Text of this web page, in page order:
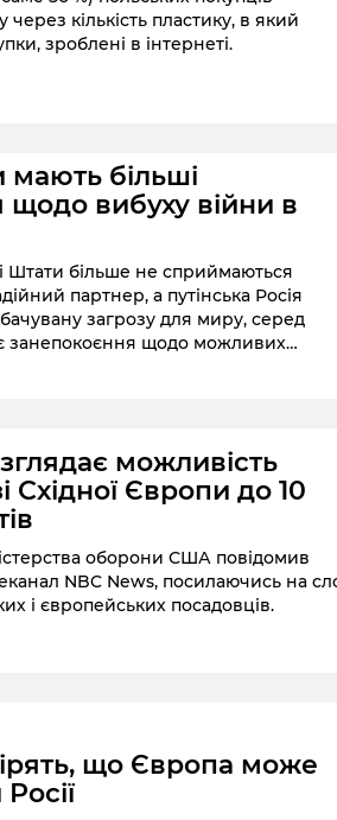
кількість пластику, в який
зроблені в інтернеті.
мають більші
вибуху війни в
Штати більше не сприймаються
партнер, а путінська Росія
загрозу для миру, серед
занепокоєння щодо можливих
можливість
Східної Європи до 10
оборони США повідомив
NBC News, посилаючись на
і європейських посадовців.
що Європа може